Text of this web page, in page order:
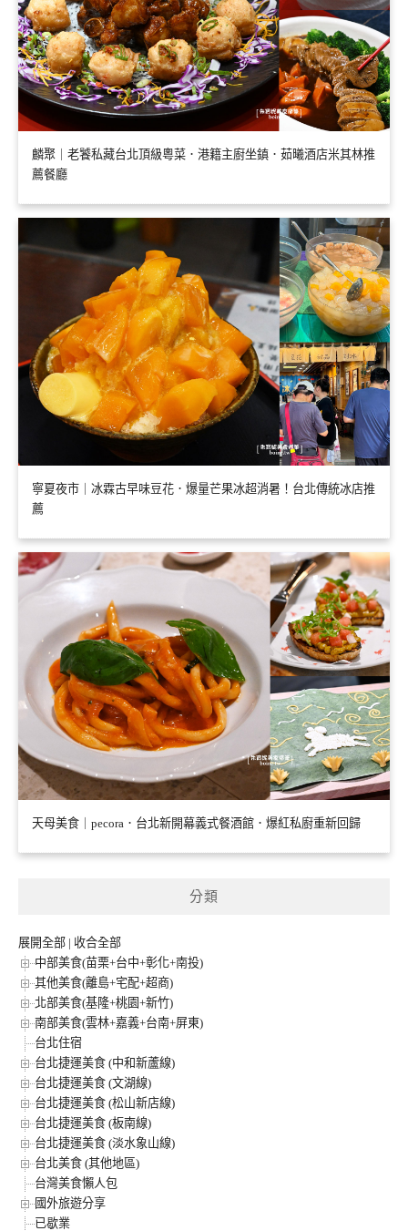
麟聚｜老饕私藏台北頂級粵菜．港籍主廚坐鎮．茹曦酒店米其林推
薦餐廳
寧夏夜市｜冰霖古早味豆花．爆量芒果冰超消暑！台北傳統冰店推
薦
天母美食｜pecora．台北新開幕義式餐酒館．爆紅私廚重新回歸
分類
展開全部 | 收合全部
中部美食(苗栗+台中+彰化+南投)
其他美食(離島+宅配+超商)
北部美食(基隆+桃園+新竹)
南部美食(雲林+嘉義+台南+屏東)
台北住宿
台北捷運美食 (中和新蘆線)
台北捷運美食 (文湖線)
台北捷運美食 (松山新店線)
台北捷運美食 (板南線)
台北捷運美食 (淡水象山線)
台北美食 (其他地區)
台灣美食懶人包
國外旅遊分享
已歇業